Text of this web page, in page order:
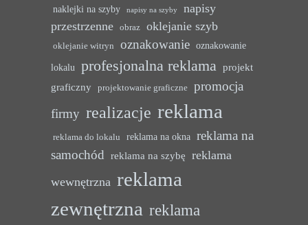
naklejki na szyby
napisy na szyby
napisy
przestrzenne
obraz oklejanie szyb
oklejanie witryn oznakowanie oznakowanie
lokalu profesjonalna reklama projekt
graficzny
projektowanie graficzne
promocja
firmy realizacje reklama
reklama do lokalu reklama na okna reklama na
samochód reklama na szybę reklama
wewnętrzna reklama
zewnętrzna reklama